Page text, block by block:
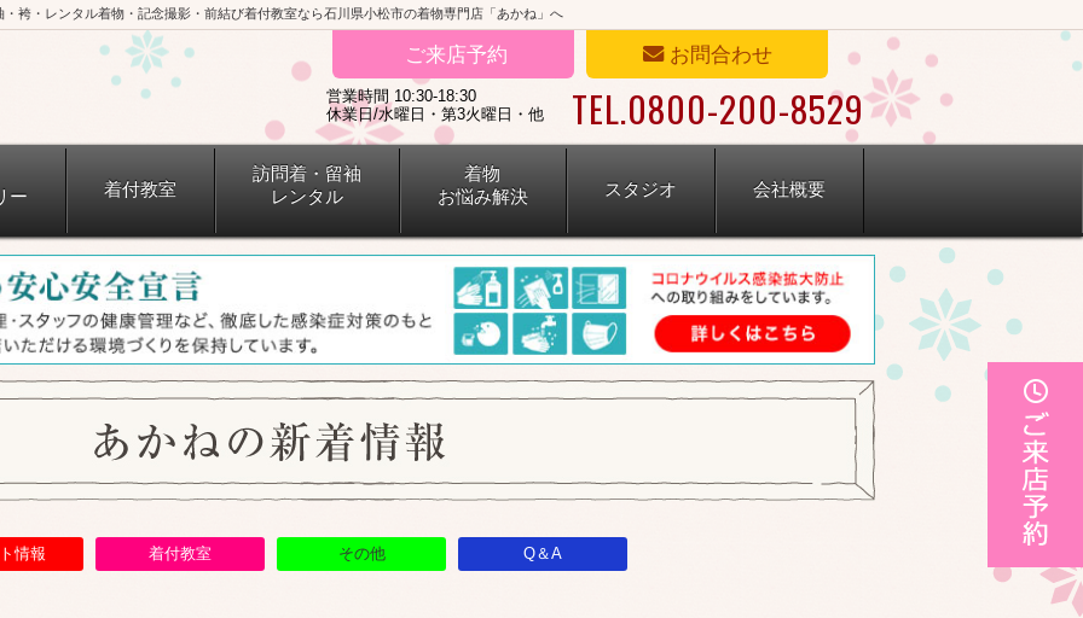
・袴・レンタル着物・記念撮影・前結び着付教室なら石川県小松市の着物専門店「あかね」へ
ご来店予約 お問合わせ
営業時間 10:30-18:30
休業日/水曜日・第3火曜日・他
TEL.0800-200-8529
ー 着付教室
訪問着・留袖
レンタル
着物
お悩み解決
スタジオ 会社概要
情報 着付教室 その他 Q＆A